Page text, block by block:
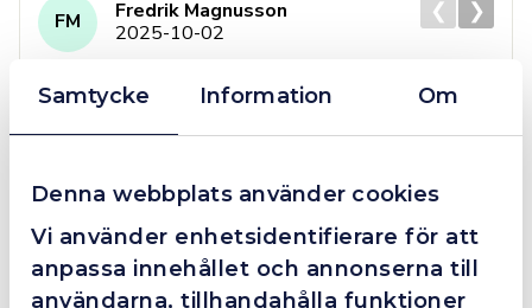
Samtycke Information Om
Denna webbplats använder cookies
Vi använder enhetsidentifierare för att
anpassa innehållet och annonserna till
användarna, tillhandahålla funktioner
slotted
screws
mängd
FM
Fredrik Magnusson
2025-10-02
Dom här grabbarna är definitionen av serviceminded.
så agerade dom blixtsnabbt och löste det långt över
förväntan. Hade kontakt med Alexander, som förtjänar
en extra guldstjärna.
❮ ❯